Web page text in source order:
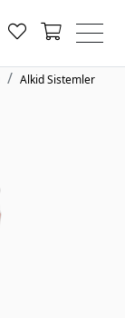
Alkid Sistemler